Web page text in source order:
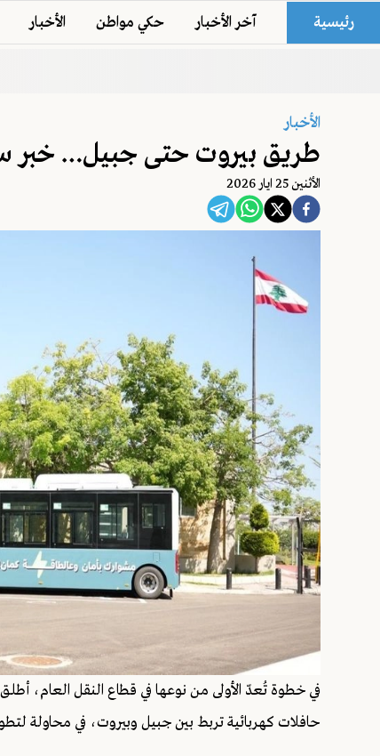
رئيسية آخر الأخبار حكي مواطن الأخبار
الأخبار
طريق بيروت حتى جبيل… خبر
اﻷثنين 25 ايار 2026
في خطوة تُعدّ الأولى من نوعها في قطاع النقل العام، أطلق
حافلات كهربائية تربط بين جبيل وبيروت، في محاولة